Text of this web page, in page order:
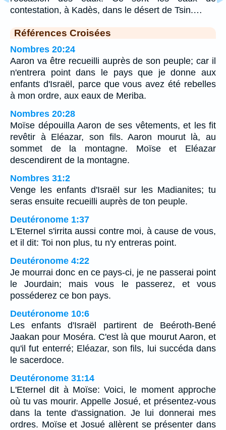
contestation, à Kadès, dans le désert de Tsin.…
Références Croisées
Nombres 20:24
Aaron va être recueilli auprès de son peuple; car il
n'entrera point dans le pays que je donne aux
enfants d'Israël, parce que vous avez été rebelles
à mon ordre, aux eaux de Meriba.
Nombres 20:28
Moïse dépouilla Aaron de ses vêtements, et les fit
revêtir à Eléazar, son fils. Aaron mourut là, au
sommet de la montagne. Moïse et Eléazar
descendirent de la montagne.
Nombres 31:2
Venge les enfants d'Israël sur les Madianites; tu
seras ensuite recueilli auprès de ton peuple.
Deutéronome 1:37
L'Eternel s'irrita aussi contre moi, à cause de vous,
et il dit: Toi non plus, tu n'y entreras point.
Deutéronome 4:22
Je mourrai donc en ce pays-ci, je ne passerai point
le Jourdain; mais vous le passerez, et vous
posséderez ce bon pays.
Deutéronome 10:6
Les enfants d'Israël partirent de Beéroth-Bené
Jaakan pour Moséra. C'est là que mourut Aaron, et
qu'il fut enterré; Eléazar, son fils, lui succéda dans
le sacerdoce.
Deutéronome 31:14
L'Eternel dit à Moïse: Voici, le moment approche
où tu vas mourir. Appelle Josué, et présentez-vous
dans la tente d'assignation. Je lui donnerai mes
ordres. Moïse et Josué allèrent se présenter dans